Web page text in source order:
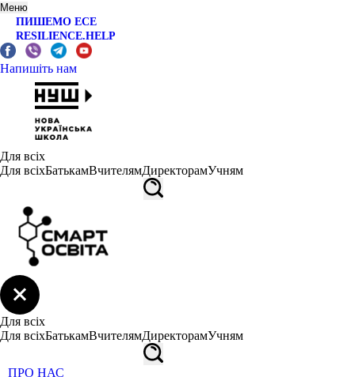
Меню
ПИШЕМО ЕСЕ
RESILIENCE.HELP
Напишіть нам
Для всіх
Для всіхБатькамВчителямДиректорамУчням
Для всіх
Для всіхБатькамВчителямДиректорамУчням
ПРО НАС